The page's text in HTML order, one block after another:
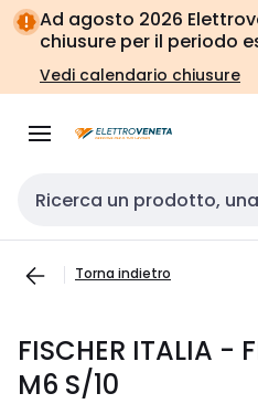
Vai alla
navigazione
Vai
alla
pagina
Ad agosto 2026
chiusure per il periodo
Vedi calendario chiusure
Cerca input
Torna indietro
FISCHER ITALIA -
M6 S/10